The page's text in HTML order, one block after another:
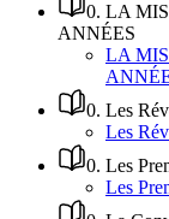
0. LA
ANNÉES
LA
0. Les
Les
0. Les
Les